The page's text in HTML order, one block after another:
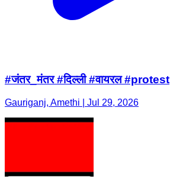
#जंतर_मंतर #दिल्ली #वायरल #protest
Gauriganj, Amethi | Jul 29, 2026